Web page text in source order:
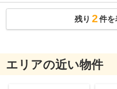
残り 2件を
エリアの近い物件